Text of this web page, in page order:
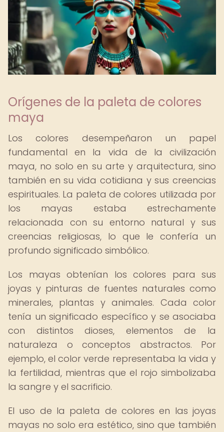
Orígenes de la paleta de colores
maya
Los colores desempeñaron un papel
fundamental en la vida de la civilización
maya, no solo en su arte y arquitectura, sino
también en su vida cotidiana y sus creencias
espirituales. La paleta de colores utilizada por
los mayas estaba estrechamente
relacionada con su entorno natural y sus
creencias religiosas, lo que le confería un
profundo significado simbólico.
Los mayas obtenían los colores para sus
joyas y pinturas de fuentes naturales como
minerales, plantas y animales. Cada color
tenía un significado específico y se asociaba
con distintos dioses, elementos de la
naturaleza o conceptos abstractos. Por
ejemplo, el color verde representaba la vida y
la fertilidad, mientras que el rojo simbolizaba
la sangre y el sacrificio.
El uso de la paleta de colores en las joyas
mayas no solo era estético, sino que también